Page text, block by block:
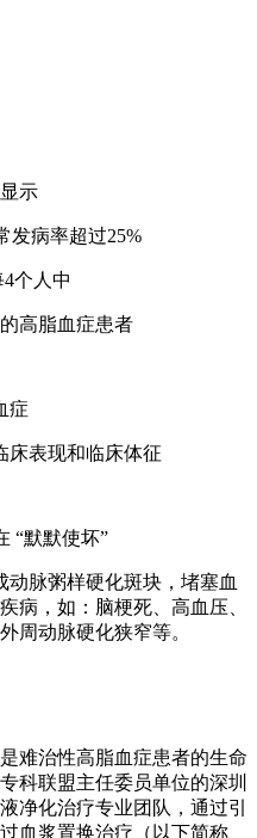
示
发病率超过25%
个人中
高脂血症患者
症
床表现和临床体征
“默默使坏”
动脉粥样硬化斑块，堵塞血
病，如：脑梗死、高血压、
周动脉硬化狭窄等。
难治性高脂血症患者的生命
科联盟主任委员单位的深圳
净化治疗专业团队，通过引
血浆置换治疗（以下简称